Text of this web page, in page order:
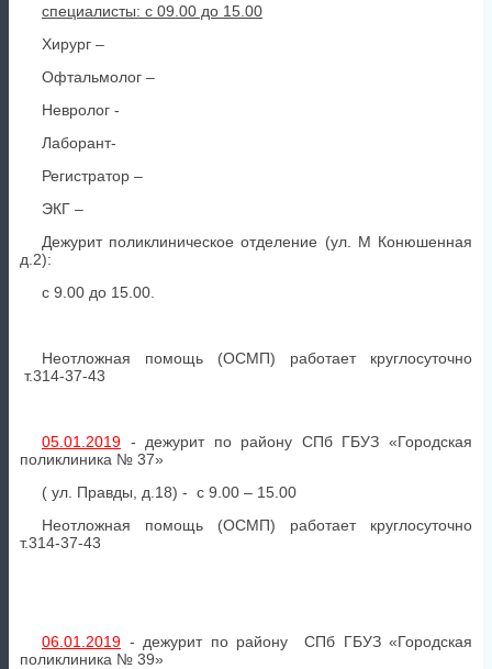
специалисты: с 09.00 до 15.00
Хирург –
Офтальмолог –
Невролог -
Лаборант-
Регистратор –
ЭКГ –
Дежурит поликлиническое отделение (ул. М Конюшенная
д.2):
с 9.00 до 15.00.
Неотложная помощь (ОСМП) работает круглосуточно
т.314-37-43
05.01.2019 - дежурит по району СПб ГБУЗ «Городская
поликлиника № 37»
( ул. Правды, д.18) - с 9.00 – 15.00
Неотложная помощь (ОСМП) работает круглосуточно
т.314-37-43
06.01.2019 - дежурит по району СПб ГБУЗ «Городская
поликлиника № 39»